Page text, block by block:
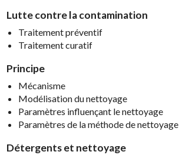
Lutte contre la contamination
Traitement préventif
Traitement curatif
Principe
Mécanisme
Modélisation du nettoyage
Paramètres influençant le nettoyage
Paramètres de la méthode de nettoyage
Détergents et nettoyage